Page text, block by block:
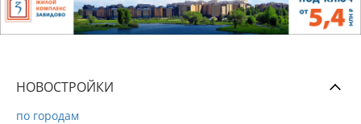
НОВОСТРОЙКИ
по городам